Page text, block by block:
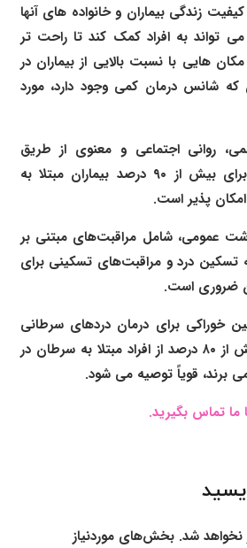
زندگی بیماران و خانواده های آنها
تواند به افراد کمک کند تا راحت تر
هایی با نسبت بالایی از بیماران در
شانس درمان کمی وجود دارد، مورد
روانی اجتماعی و معنوی از طریق
مراقبت های تسکینی برای بیش از ۹۰ درصد بیماران مبتلا به
پذیر است.
عمومی، شامل مراقبت‌های مبتنی بر
تسکین درد و مراقبت‌های تسکینی برای
ضروری است.
خوراکی برای درمان دردهای سرطانی
متوسط تا شدید، که بیش از ۸۰ درصد از افراد مبتلا به سرطان در
برند، قویاً توصیه می شود.
تماس بگیرید.
نخواهد شد. بخش‌های موردنیاز